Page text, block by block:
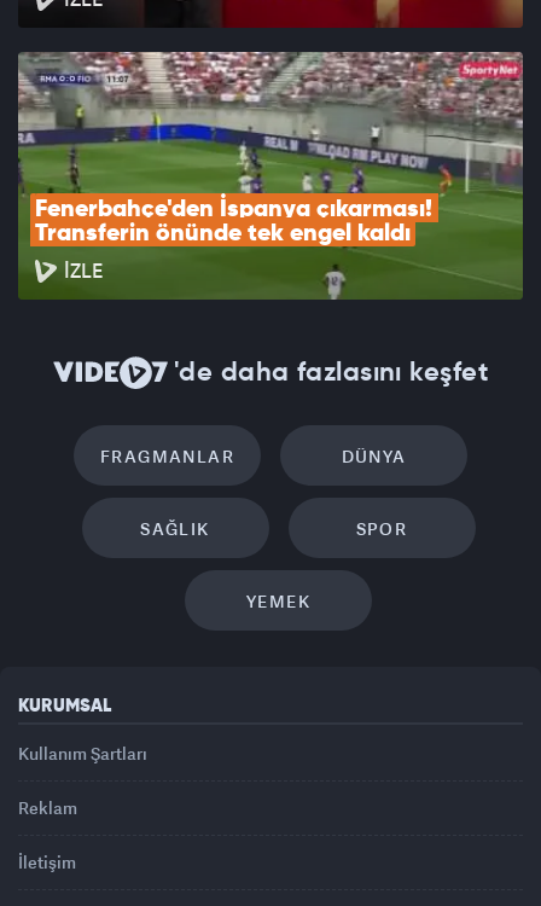
Fenerbahçe'den İspanya çıkarması!
Transferin önünde tek engel kaldı
İZLE
'de daha fazlasını keşfet
FRAGMANLAR DÜNYA
SAĞLIK SPOR
YEMEK
KURUMSAL
Kullanım Şartları
Reklam
İletişim